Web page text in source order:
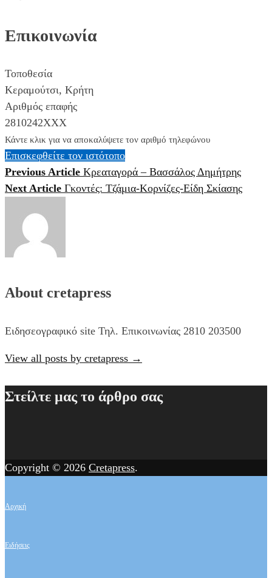
Επικοινωνία
Τοποθεσία
Κεραμούτσι, Κρήτη
Αριθμός επαφής
2810242XXX
Κάντε κλικ για να αποκαλύψετε τον αριθμό τηλεφώνου
Επισκεφθείτε τον ιστότοπο
Πλοήγηση
Previous Article Κρεαταγορά – Βασσάλος Δημήτρης
Next Article Γκοντές: Τζάμια-Κορνίζες-Είδη Σκίασης
About cretapress
Ειδησεογραφικό site Τηλ. Επικοινωνίας 2810 203500
View all posts by cretapress →
Στείλτε μας το άρθρο σας
Copyright © 2026 Cretapress.
Αρχική
Ειδήσεις